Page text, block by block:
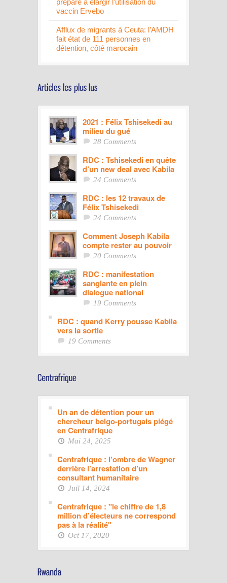
prépare à élargir l’utilisation du
vaccin Ervebo
Afflux de migrants à Ceuta: l’AMDH
fait état de 111 personnes en
détention, côté marocain
2021 : Félix Tshisekedi au
milieu du gué
28 Comments
RDC : Tshisekedi en quête
d’un new deal avec Kabila
24 Comments
RDC : les 12 travaux de
Félix Tshisekedi
24 Comments
Comment Joseph Kabila
compte rester au pouvoir
20 Comments
RDC : manifestation
sanglante en plein
dialogue national
19 Comments
RDC : quand Kerry pousse Kabila
vers la sortie
19 Comments
Un an de détention pour un
chercheur belgo-portugais piégé
en Centrafrique
Mai 24, 2025
Centrafrique : l’ombre de Wagner
derrière l’arrestation d’un
consultant humanitaire
Juil 14, 2024
Centrafrique : "le chiffre de 1,8
million d’électeurs ne correspond
pas à la réalité"
Oct 17, 2020